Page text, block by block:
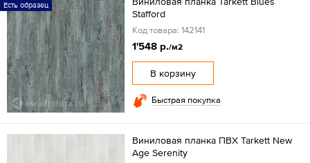
Есть образец
Stafford
Код товара: 142141
1'548 р./м2
В корзину
Быстрая покупка
Виниловая планка ПВХ Tarkett New
Age Serenity